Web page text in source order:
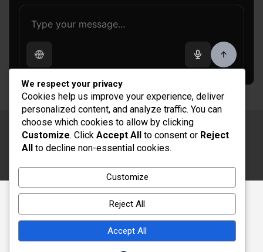
Copyright © 2026Rénovation et Décoration
Thème par :Theme Horse
We respect your privacy
Cookies help us improve your experience, deliver
personalized content, and analyze traffic. You can
choose which cookies to allow by clicking
Customize. Click Accept All to consent or Reject
All to decline non-essential cookies.
Customize
Reject All
Accept All